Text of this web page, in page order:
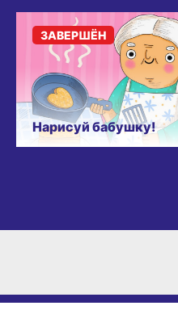
Нарисуй бабушку!
ЗАВЕРШЁН